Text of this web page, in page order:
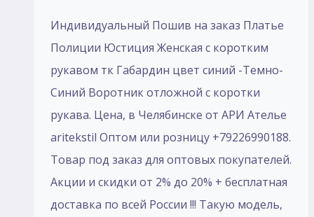
Индивидуальный Пошив на заказ Платье
Полиции Юстиция Женская с коротким
рукавом тк Габардин цвет синий -Темно-
Синий Воротник отложной с коротки
рукава. Цена, в Челябинске от АРИ Ателье
aritekstil Оптом или розницу +79226990188.
Товар под заказ для оптовых покупателей.
Акции и скидки от 2% до 20% + бесплатная
доставка по всей России !!! Такую модель,